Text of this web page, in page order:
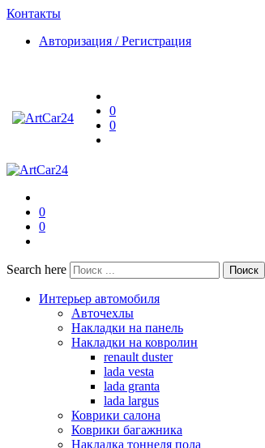
Контакты
Авторизация / Регистрация
0
0
0
0
Search here Поиск
Интерьер автомобиля
Авточехлы
Накладки на панель
Накладки на ковролин
renault duster
lada vesta
lada granta
lada largus
Коврики салона
Коврики багажника
Накладка тоннеля пола